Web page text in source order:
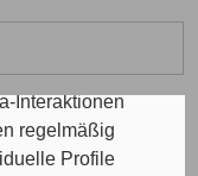
Werbung.
Bei dem
Interaktionen
regelmäßig
Profile